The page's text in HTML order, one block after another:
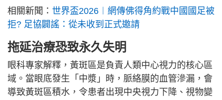
相關新聞： 世界盃2026︱網傳佛得角約戰中國國足被
拒? 足協闢謠：從未收到正式邀請
拖延治療恐致永久失明
眼科專家解釋，黃斑區是負責人類中心視力的核心區
域。當眼底發生「中漿」時，脈絡膜的血管滲漏，會
導致黃斑區積水，令患者出現中央視力下降、視物變